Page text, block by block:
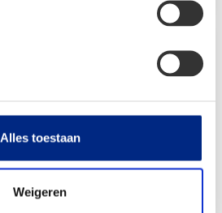
Alles toestaan
Weigeren